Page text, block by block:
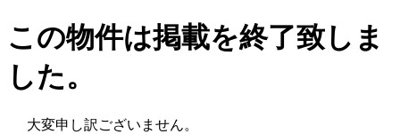
この物件は掲載を終了致しま
した。
大変申し訳ございません。